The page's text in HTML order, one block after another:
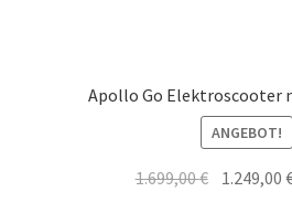
Apollo Go Elektroscooter
ANGEBOT!
1.699,00€ 1.249,00